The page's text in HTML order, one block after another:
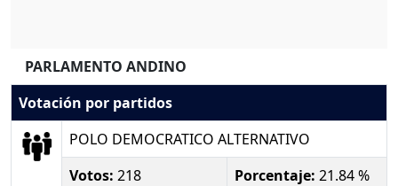
PARLAMENTO ANDINO
Votación por partidos
POLO DEMOCRATICO ALTERNATIVO
Votos: 218 Porcentaje: 21.84 %